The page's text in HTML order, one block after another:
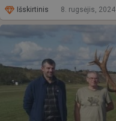
Išskirtinis 8. rugsėjis, 2024